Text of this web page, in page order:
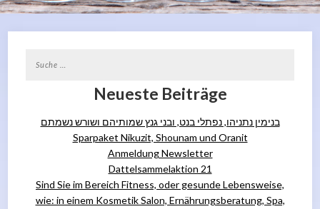
Neueste Beiträge
בנימין נתניהו, נפתלי בנט, ובני גנץ שמותיהם ושורש נשמתם
Sparpaket Nikuzit, Shounam und Oranit
Anmeldung Newsletter
Dattelsammelaktion 21
Sind Sie im Bereich Fitness, oder gesunde Lebensweise,
wie: in einem Kosmetik Salon, Ernährungsberatung, Spa,